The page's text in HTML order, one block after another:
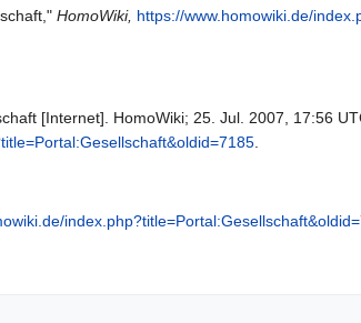
HomoWiki, https://www.homowiki.de/
[Internet]. HomoWiki; 25. Jul. 2007, 17:56